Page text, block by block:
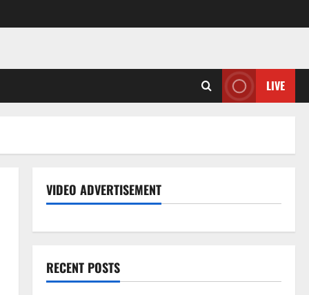
LIVE
VIDEO ADVERTISEMENT
RECENT POSTS